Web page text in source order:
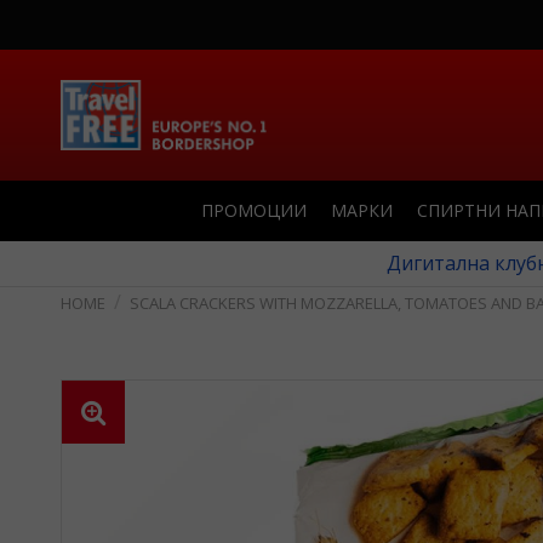
ПРОМОЦИИ МАРКИ СПИРТНИ
Дигитална
SCALA CRACKERS WITH MOZZARELLA, TOMATOES AND